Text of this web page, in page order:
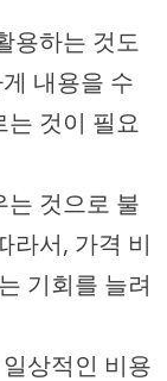
용하는 것도
내용을 수
는 것이 필요
는 것으로 불
라서, 가격 비
기회를 늘려
상적인 비용